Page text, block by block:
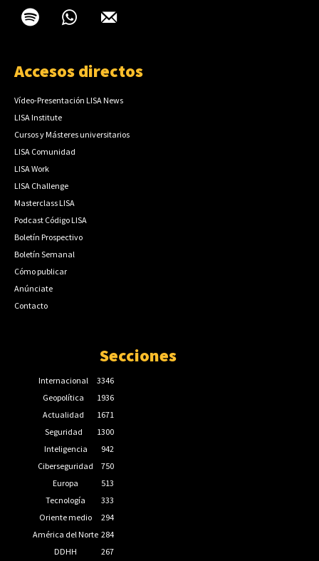
Accesos directos
Vídeo-Presentación LISA News
LISA Institute
Cursos y Másteres universitarios
LISA Comunidad
LISA Work
LISA Challenge
Masterclass LISA
Podcast Código LISA
Boletín Prospectivo
Boletín Semanal
Cómo publicar
Anúnciate
Contacto
Secciones
Internacional
3346
Geopolítica
1936
Actualidad
1671
Seguridad
1300
Inteligencia
942
Ciberseguridad
750
Europa
513
Tecnología
333
Oriente medio
294
América del Norte 284
DDHH
267